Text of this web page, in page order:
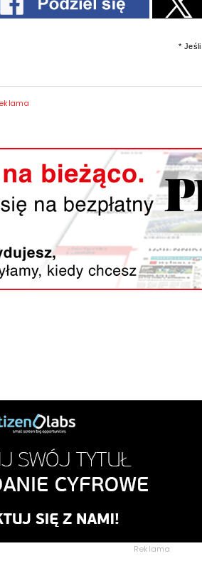
*
Reklama